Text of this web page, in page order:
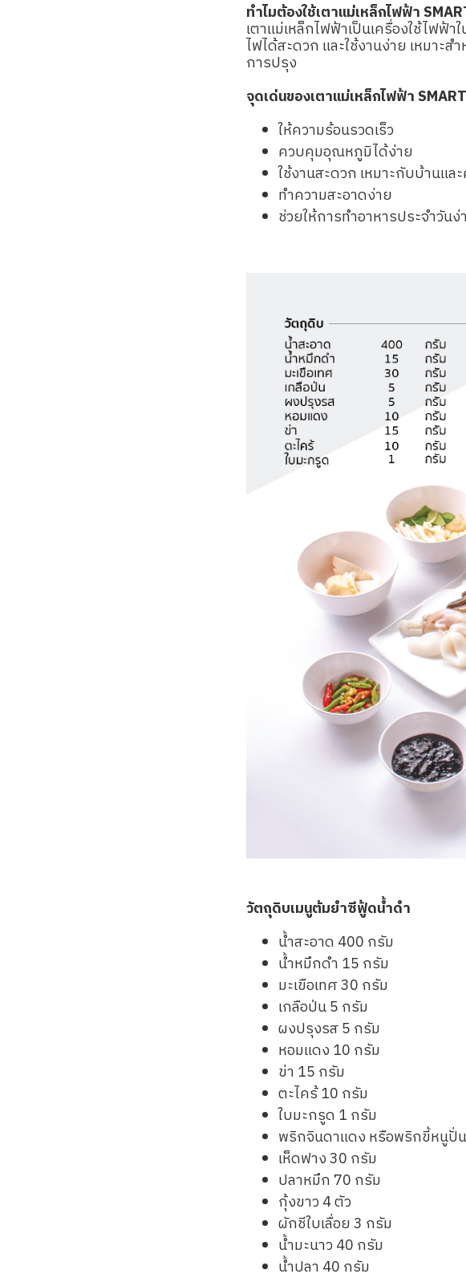
ทำไมต้องใช้เตาแม่เหล็กไฟฟ้า
เตาแม่เหล็กไฟฟ้าเป็นเครื่องใช้ไฟฟ้
ไฟได้สะดวก และใช้งานง่าย เหมาะ
การปรุง
จุดเด่นของเตาแม่เหล็กไฟฟ้า
ให้ความร้อนรวดเร็ว
ควบคุมอุณหภูมิได้ง่าย
ใช้งานสะดวก เหมาะกับบ้านแล
ทำความสะอาดง่าย
ช่วยให้การทำอาหารประจำวัน
วัตถุดิบเมนูต้มยำซีฟู้ดน้ำดำ
น้ำสะอาด 400 กรัม
น้ำหมึกดำ 15 กรัม
มะเขือเทศ 30 กรัม
เกลือป่น 5 กรัม
ผงปรุงรส 5 กรัม
หอมแดง 10 กรัม
ข่า 15 กรัม
ตะไคร้ 10 กรัม
ใบมะกรูด 1 กรัม
พริกจินดาแดง หรือพริกขี้หนูปั่
เห็ดฟาง 30 กรัม
ปลาหมึก 70 กรัม
กุ้งขาว 4 ตัว
ผักชีใบเลื่อย 3 กรัม
น้ำมะนาว 40 กรัม
น้ำปลา 40 กรัม